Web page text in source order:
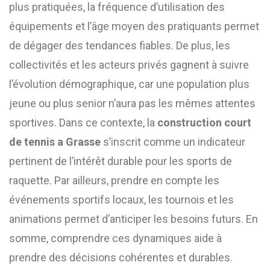
plus pratiquées, la fréquence d’utilisation des
équipements et l’âge moyen des pratiquants permet
de dégager des tendances fiables. De plus, les
collectivités et les acteurs privés gagnent à suivre
l’évolution démographique, car une population plus
jeune ou plus senior n’aura pas les mêmes attentes
sportives. Dans ce contexte, la construction court
de tennis a Grasse s’inscrit comme un indicateur
pertinent de l’intérêt durable pour les sports de
raquette. Par ailleurs, prendre en compte les
événements sportifs locaux, les tournois et les
animations permet d’anticiper les besoins futurs. En
somme, comprendre ces dynamiques aide à
prendre des décisions cohérentes et durables.